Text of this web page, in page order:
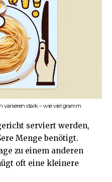
variieren stark – wie viel gramm
serviert werden,
Menge benötigt.
zu einem anderen
oft eine kleinere